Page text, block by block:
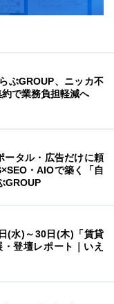
ぶGROUP、ニッカ不
で業務負担軽減へ
ータル・広告だけに頼
・AIOで築く「自
GROUP
(水)～30日(木)「賃貸
登壇レポート｜いえ